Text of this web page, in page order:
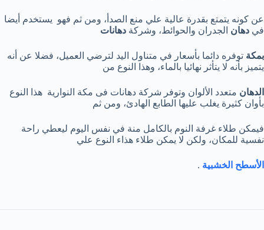
عن كونه يتمتع بقدرة عالية علي منع الصدأ، ومن ثم فهو يستخدم أيضا
في دهان الجدران والحوائط، وشركة دهانات
بمكة توفره دائما بأسعار في متناول اليد لترضي العميل، فضلا عن أنه
يتميز بأنه لا يتأثر نهائيا بالماء، وهذا النوع من
الدهان متعدد الألوان وتوفر شركة دهانات فى مكة النوارية هذا النوع
بأوان كثيرة يغلب عليها الطابع الهادئ، ومن ثم
فيمكن طلاء غرفة النوم بالكامل منة في نفس اليوم ليعطي راحة
نفسية للمكان، ولكن لا يمكن طلاء هذاء النوع علي
الأسطح الخشبية .